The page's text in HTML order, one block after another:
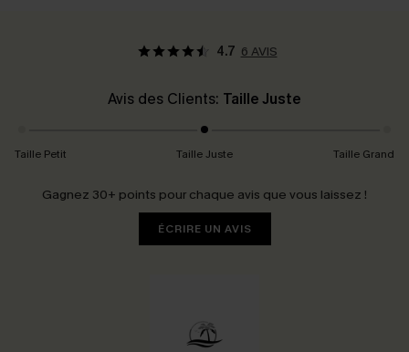
4.7 6 AVIS
Avis des Clients: Taille Juste
Taille Petit Taille Juste Taille Grand
Gagnez 30+ points pour chaque avis que vous laissez !
ÉCRIRE UN AVIS